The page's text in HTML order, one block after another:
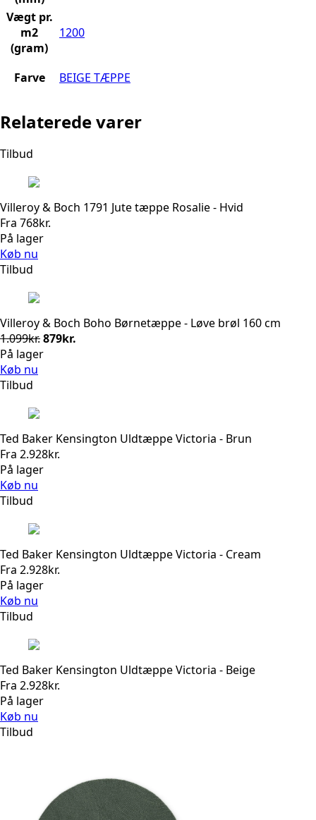
Vægt pr.
m2
(gram)
1200
Farve BEIGE TÆPPE
Relaterede varer
Tilbud
Villeroy & Boch 1791 Jute tæppe Rosalie - Hvid
Fra 768kr.
På lager
Køb nu
Tilbud
Villeroy & Boch Boho Børnetæppe - Løve brøl 160 cm
1.099kr.Den
oprindelige
879kr.
På lager
Køb nu
Tilbud
Ted Baker Kensington Uldtæppe Victoria - Brun
Fra 2.928kr.
På lager
Køb nu
Tilbud
Ted Baker Kensington Uldtæppe Victoria - Cream
Fra 2.928kr.
På lager
Køb nu
Tilbud
Ted Baker Kensington Uldtæppe Victoria - Beige
Fra 2.928kr.
På lager
Køb nu
Tilbud